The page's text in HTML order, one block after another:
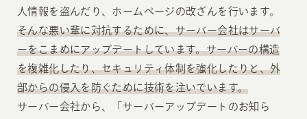
人情報を盗んだり、ホームページの改ざんを行います。
そんな悪い輩に対抗するために、サーバー会社はサーバ
ーをこまめにアップデートしています。サーバーの構造
を複雑化したり、セキュリティ体制を強化したりと、外
部からの侵入を防ぐために技術を注いでいます。
サーバー会社から、「サーバーアップデートのお知ら